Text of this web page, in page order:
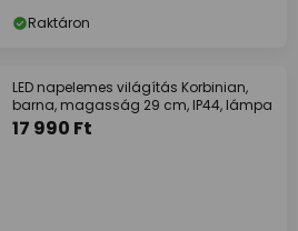
Raktáron
LED napelemes világítás Korbinian,
barna, magasság 29 cm, IP44, lámpa
17 990 Ft